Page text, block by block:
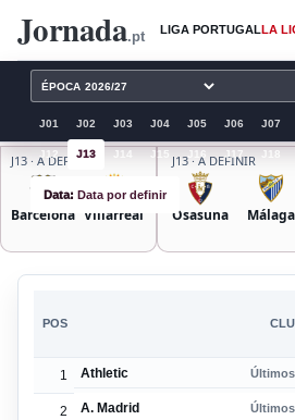
Jornada.pt LIGA PORTUGALLA
ÉPOCA
J01 J02 J03 J04 J05 J06 J07
J 12 J13 J 14 J 15 J 16 J 17 J 18
Data: Data por definir
Barcelona Villarreal
J13 · A DEFINIR
Osasuna Málaga
J13 · A DEFINIR
POS
1 Athletic
2 A. Madrid